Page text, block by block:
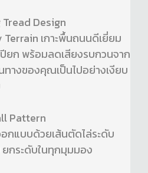
Design
เกาะพื้นถนนดีเยี่ยม
ยก พร้อมลดเสียงรบกวนจาก
ทางของคุณเป็นไปอย่างเงียบ
Pattern
กแบบด้วยเส้นตัดไล่ระดับ
กระดับในทุกมุมมอง